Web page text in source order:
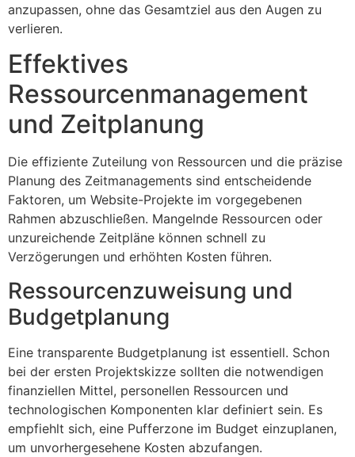
anzupassen, ohne das Gesamtziel aus den Augen zu
verlieren.
Effektives
Ressourcenmanagement
und Zeitplanung
Die effiziente Zuteilung von Ressourcen und die präzise
Planung des Zeitmanagements sind entscheidende
Faktoren, um Website-Projekte im vorgegebenen
Rahmen abzuschließen. Mangelnde Ressourcen oder
unzureichende Zeitpläne können schnell zu
Verzögerungen und erhöhten Kosten führen.
Ressourcenzuweisung und
Budgetplanung
Eine transparente Budgetplanung ist essentiell. Schon
bei der ersten Projektskizze sollten die notwendigen
finanziellen Mittel, personellen Ressourcen und
technologischen Komponenten klar definiert sein. Es
empfiehlt sich, eine Pufferzone im Budget einzuplanen,
um unvorhergesehene Kosten abzufangen.